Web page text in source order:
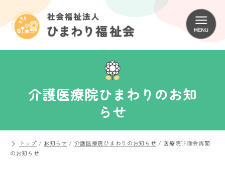
介護医療院ひまわりのお知
らせ
トップ / お知らせ / 介護医療院ひまわりのお知らせ / 医療院1F面会再開
のお知らせ